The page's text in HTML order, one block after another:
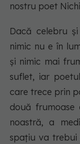
nostru poet
Dacă celebru
nimic nu e în
și nimic mai
suflet, iar
care trece prin
două frumoase
noastră, a
spațiu va trebui